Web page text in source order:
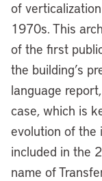
of
1970s. This
of the first
the building’s
language
case, which is
evolution of the
included in the
name of